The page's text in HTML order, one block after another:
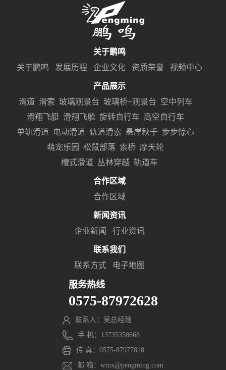
关于鹏鸣
关于鹏鸣
发展历程 企业文化 资质荣誉 视频中心
产品展示
滑道 滑索 玻璃观景台 玻璃桥+观景台 空中列车
滑翔飞艇 滑翔飞舱 旋转自行车 高空自行车
单轨滑道
电动滑道 轨道滑索 悬崖秋千 步步惊心
萌宠乐园
松鼠部落 索桥 摩天轮
槽式滑道 丛林穿越 轨道车
合作区域
合作区域
新闻资讯
企业新闻
行业资讯
联系我们
联系方式
电子地图
服务热线
0575-87972628
联系人：吴总经理
手 机：13735358668
传 真：0575-87977818
邮 箱：wmx@pengming.com